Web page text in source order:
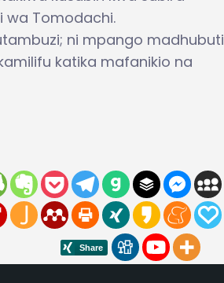
wa Tomodachi.
ni mpango madhubuti
katika mafanikio na